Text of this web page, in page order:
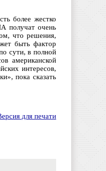
более жестко
получат очень
что решения,
быть фактор
сути, в полной
американской
интересов,
пока сказать
для печати